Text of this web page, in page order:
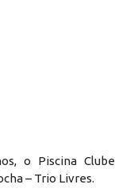
o Piscina Clube
– Trio Livres.